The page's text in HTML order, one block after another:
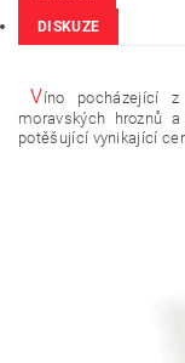
DISKUZE
Víno pocházející
moravských hroznů
potěšující vynikající